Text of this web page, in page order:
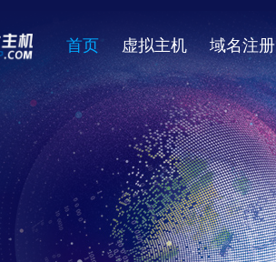
首页 虚拟主机 域名注册